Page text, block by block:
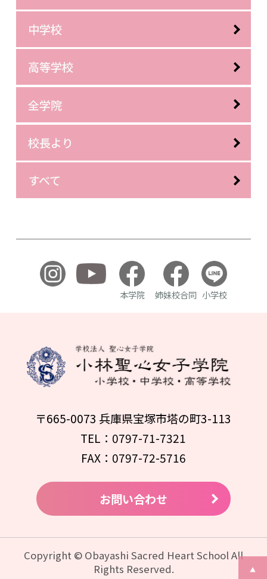
中学校
高等学校
全学院
校長より
すべて
本学院 姉妹校合同 小学校
〒665-0073 兵庫県宝塚市塔の町3-113
TEL：0797-71-7321
FAX：0797-72-5716
お問い合わせ
Copyright © Obayashi Sacred Heart School All
Rights Reserved.